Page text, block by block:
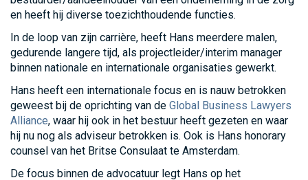
en heeft hij diverse toezichthoudende functies.
In de loop van zijn carrière, heeft Hans meerdere malen,
gedurende langere tijd, als projectleider/interim manager
binnen nationale en internationale organisaties gewerkt.
Hans heeft een internationale focus en is nauw betrokken
geweest bij de oprichting van de Global Business Lawyers
Alliance, waar hij ook in het bestuur heeft gezeten en waar
hij nu nog als adviseur betrokken is. Ook is Hans honorary
counsel van het Britse Consulaat te Amsterdam.
De focus binnen de advocatuur legt Hans op het